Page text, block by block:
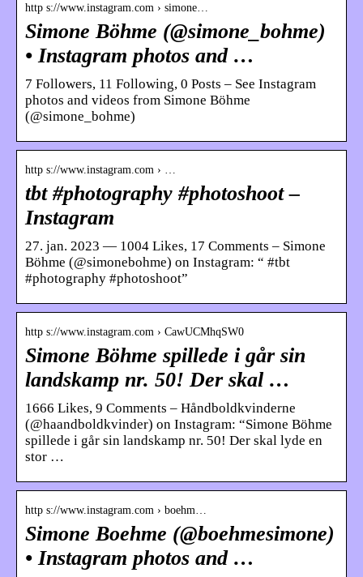
http s://www.instagram.com › simone…
Simone Böhme (@simone_bohme)
• Instagram photos and …
7 Followers, 11 Following, 0 Posts – See Instagram
photos and videos from Simone Böhme
(@simone_bohme)
http s://www.instagram.com › …
tbt #photography #photoshoot –
Instagram
27. jan. 2023 — 1004 Likes, 17 Comments – Simone
Böhme (@simonebohme) on Instagram: “ #tbt
#photography #photoshoot”
http s://www.instagram.com › CawUCMhqSW0
Simone Böhme spillede i går sin
landskamp nr. 50! Der skal …
1666 Likes, 9 Comments – Håndboldkvinderne
(@haandboldkvinder) on Instagram: “Simone Böhme
spillede i går sin landskamp nr. 50! Der skal lyde en
stor …
http s://www.instagram.com › boehm…
Simone Boehme (@boehmesimone)
• Instagram photos and …